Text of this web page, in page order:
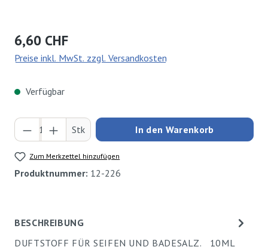
Regulärer Preis:
6,60 CHF
Preise inkl. MwSt. zzgl. Versandkosten
Verfügbar
Produkt Anzahl: Gib den gewünschten Wert
Stk In den Warenkorb
Zum Merkzettel hinzufügen
Produktnummer: 12-226
BESCHREIBUNG
DUFTSTOFF FÜR SEIFEN UND BADESALZ. 10ML